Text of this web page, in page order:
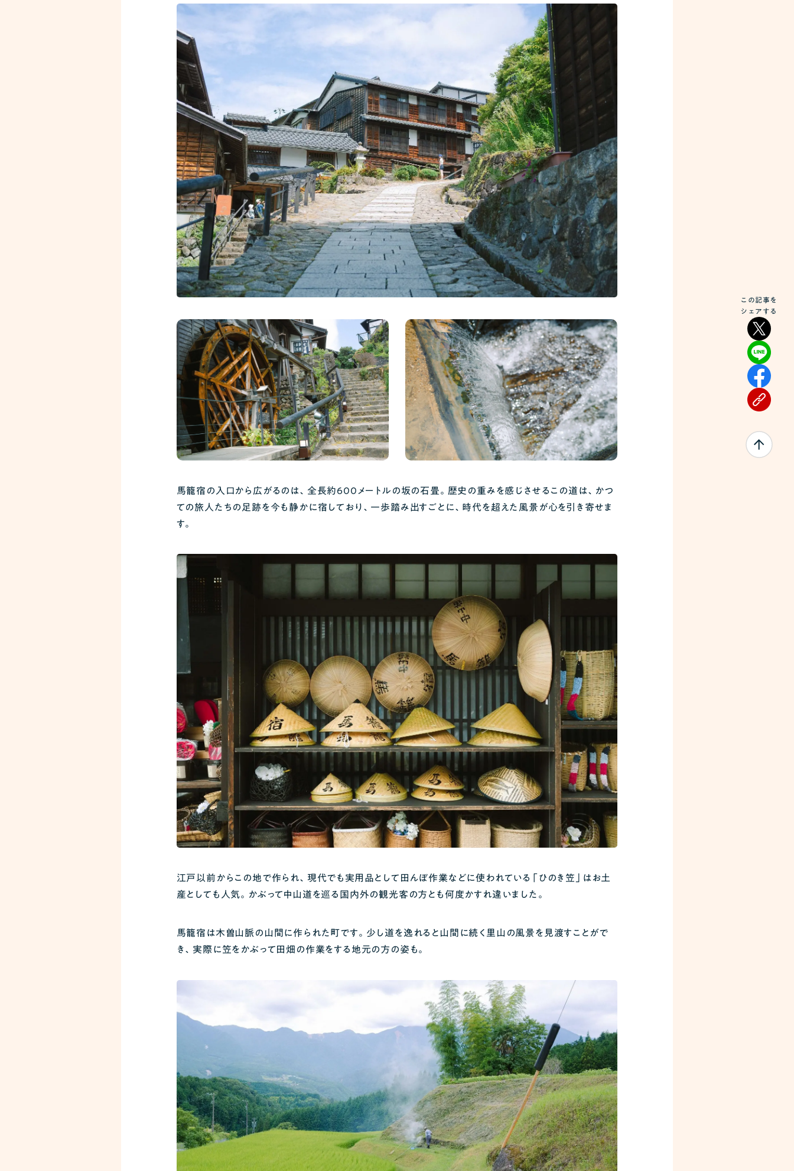
馬籠宿の入口から広がるのは、全長約600メートルの坂の石畳。歴史の重みを感じさせるこの道は、かつ
ての旅人たちの足跡を今も静かに宿しており、一歩踏み出すごとに、時代を超えた風景が心を引き寄せま
す。
江戸以前からこの地で作られ、現代でも実用品として田んぼ作業などに使われている「ひのき笠」はお土
産としても人気。かぶって中山道を巡る国内外の観光客の方とも何度かすれ違いました。
馬籠宿は木曽山脈の山間に作られた町です。少し道を逸れると山間に続く里山の風景を見渡すことがで
き、実際に笠をかぶって田畑の作業をする地元の方の姿も。
この記事を
シェアする